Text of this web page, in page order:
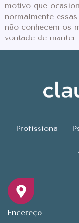
motivo que
normalmente
não conhecem os
vontade de manter
Profissional
Endereço